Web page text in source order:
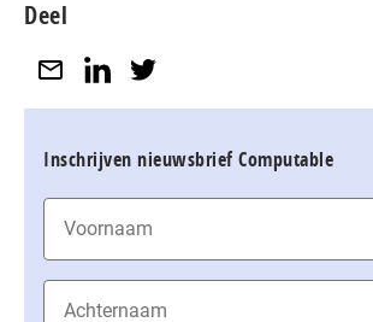
Deel
Inschrijven nieuwsbrief Computable